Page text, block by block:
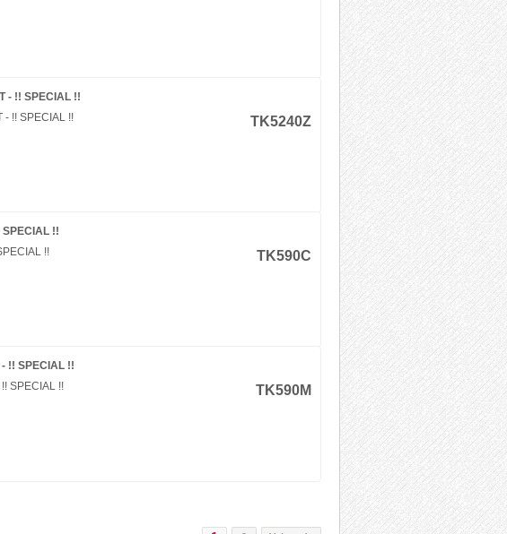
- !! SPECIAL !!
- !! SPECIAL !!
TK5240Z
!!
!!
TK590C
!! SPECIAL !!
SPECIAL !!
TK590M